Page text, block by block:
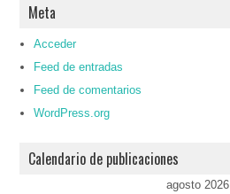
Meta
Acceder
Feed de entradas
Feed de comentarios
WordPress.org
Calendario de publicaciones
agosto 2026